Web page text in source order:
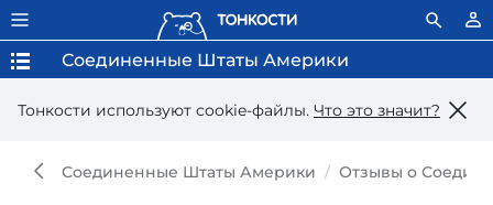
Тонкости используют сookie-файлы. Что это значит?
Соединенные Штаты Америки
Соединенные Штаты Америки Отзывы о